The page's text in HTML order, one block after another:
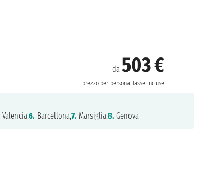
da503 €
prezzo per persona Tasse incluse
Valencia,6. Barcellona,7. Marsiglia,8. Genova